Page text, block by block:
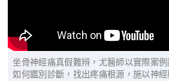
坐骨神經痛真假難辨，尤醫師以實際案
如何鑑別診斷，找出疼痛根源，施以神